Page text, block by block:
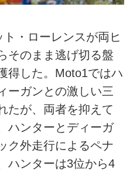
・ローレンスが両ヒ
そのまま逃げ切る盤
得した。Moto1ではハ
ーガンとの激しい三
たが、両者を抑えて
ハンターとディーガ
ク外走行によるペナ
ハンターは3位から4